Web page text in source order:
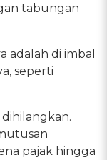
tabungan
adalah di imbal
seperti
pajak hingga